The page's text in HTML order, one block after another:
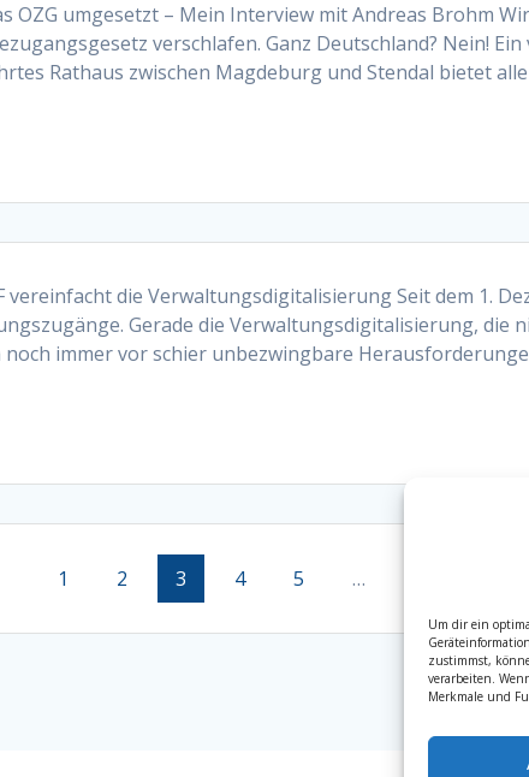
Um dir ein
zustimmst,
verarbeiten.
Merkmale und
umgesetzt – Mein Interview mit Andreas Brohm
verschlafen. Ganz Deutschland? Nein!
Rathaus zwischen Magdeburg und Stendal bietet
die Verwaltungsdigitalisierung Seit dem 1.
Gerade die Verwaltungsdigitalisierung, die
immer vor schier unbezwingbare
Page
1 Page
2 Page
3 Page
4 Page
5 …